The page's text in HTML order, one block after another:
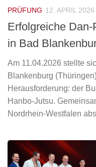
PRÜFUNG 12. APRIL 2026
Erfolgreiche
in Bad
Am 11.04.2026 stellte
Blankenburg
Herausforderung: der
Hanbo-Jutsu.
Nordrhein-Westfalen